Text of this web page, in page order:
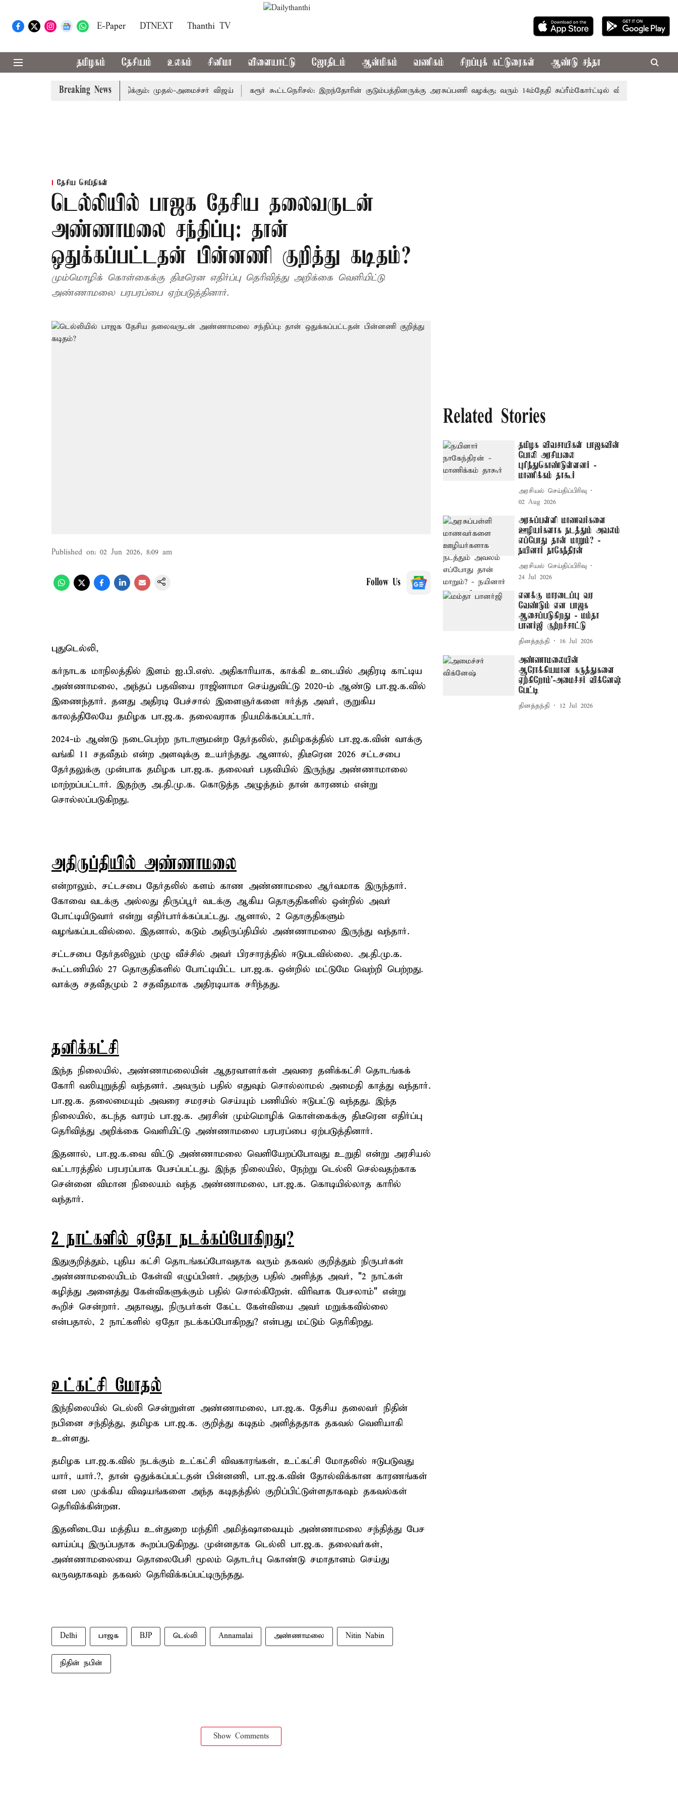
E-Paper DTNEXT Thanthi TV
தமிழகம் தேசியம் உலகம் சினிமா விளையாட்டு ஜோதிடம் ஆன்மிகம் வணிகம் சிறப்புக் கட்டுரைகள் ஆண்டு சந்தா
Breaking News
தொகுதி மறுவரையறை பாதிக்கும்: முதல்-அமைச்சர் விஜய் கரூர் கூட்டநெரிசல்: இறந்தோரின் குடும்பத்தினருக்கு அரசுப்பணி வழக்கு; வரும் 14ம்தேதி சுப்ரீம்கோர்ட்டில் விசாரணை
தேசிய செய்திகள்
டெல்லியில் பாஜக தேசிய தலைவருடன்
அண்ணாமலை சந்திப்பு: தான்
ஒதுக்கப்பட்டதன் பின்னணி குறித்து கடிதம்?
மும்மொழிக் கொள்கைக்கு திடீரென எதிர்ப்பு தெரிவித்து அறிக்கை வெளியிட்டு
அண்ணாமலை பரபரப்பை ஏற்படுத்தினார்.
Published on: 02 Jun 2026, 8:09 am
Follow Us
புதுடெல்லி,
கர்நாடக மாநிலத்தில் இளம் ஐ.பி.எஸ். அதிகாரியாக, காக்கி உடையில் அதிரடி காட்டிய
அண்ணாமலை, அந்தப் பதவியை ராஜினாமா செய்துவிட்டு 2020-ம் ஆண்டு பா.ஜ.க.வில்
இணைந்தார். தனது அதிரடி பேச்சால் இளைஞர்களை ஈர்த்த அவர், குறுகிய
காலத்திலேயே தமிழக பா.ஜ.க. தலைவராக நியமிக்கப்பட்டார்.
2024-ம் ஆண்டு நடைபெற்ற நாடாளுமன்ற தேர்தலில், தமிழகத்தில் பா.ஜ.க.வின் வாக்கு
வங்கி 11 சதவீதம் என்ற அளவுக்கு உயர்ந்தது. ஆனால், திடீரென 2026 சட்டசபை
தேர்தலுக்கு முன்பாக தமிழக பா.ஜ.க. தலைவர் பதவியில் இருந்து அண்ணாமாலை
மாற்றப்பட்டார். இதற்கு அ.தி.மு.க. கொடுத்த அழுத்தம் தான் காரணம் என்று
சொல்லப்படுகிறது.
அதிருப்தியில் அண்ணாமலை
என்றாலும், சட்டசபை தேர்தலில் களம் காண அண்ணாமலை ஆர்வமாக இருந்தார்.
கோவை வடக்கு அல்லது திருப்பூர் வடக்கு ஆகிய தொகுதிகளில் ஒன்றில் அவர்
போட்டியிடுவார் என்று எதிர்பார்க்கப்பட்டது. ஆனால், 2 தொகுதிகளும்
வழங்கப்படவில்லை. இதனால், கடும் அதிருப்தியில் அண்ணாமலை இருந்து வந்தார்.
சட்டசபை தேர்தலிலும் முழு வீச்சில் அவர் பிரசாரத்தில் ஈடுபடவில்லை. அ.தி.மு.க.
கூட்டணியில் 27 தொகுதிகளில் போட்டியிட்ட பா.ஜ.க. ஒன்றில் மட்டுமே வெற்றி பெற்றது.
வாக்கு சதவீதமும் 2 சதவீதமாக அதிரடியாக சரிந்தது.
தனிக்கட்சி
இந்த நிலையில், அண்ணாமலையின் ஆதரவாளர்கள் அவரை தனிக்கட்சி தொடங்கக்
கோரி வலியுறுத்தி வந்தனர். அவரும் பதில் எதுவும் சொல்லாமல் அமைதி காத்து வந்தார்.
பா.ஜ.க. தலைமையும் அவரை சமரசம் செய்யும் பணியில் ஈடுபட்டு வந்தது. இந்த
நிலையில், கடந்த வாரம் பா.ஜ.க. அரசின் மும்மொழிக் கொள்கைக்கு திடீரென எதிர்ப்பு
தெரிவித்து அறிக்கை வெளியிட்டு அண்ணாமலை பரபரப்பை ஏற்படுத்தினார்.
இதனால், பா.ஜ.க.வை விட்டு அண்ணாமலை வெளியேறப்போவது உறுதி என்று அரசியல்
வட்டாரத்தில் பரபரப்பாக பேசப்பட்டது. இந்த நிலையில், நேற்று டெல்லி செல்வதற்காக
சென்னை விமான நிலையம் வந்த அண்ணாமலை, பா.ஜ.க. கொடியில்லாத காரில்
வந்தார்.
2 நாட்களில் ஏதோ நடக்கப்போகிறது?
இதுகுறித்தும், புதிய கட்சி தொடங்கப்போவதாக வரும் தகவல் குறித்தும் நிருபர்கள்
அண்ணாமலையிடம் கேள்வி எழுப்பினர். அதற்கு பதில் அளித்த அவர், "2 நாட்கள்
கழித்து அனைத்து கேள்விகளுக்கும் பதில் சொல்கிறேன். விரிவாக பேசலாம்" என்று
கூறிச் சென்றார். அதாவது, நிருபர்கள் கேட்ட கேள்வியை அவர் மறுக்கவில்லை
என்பதால், 2 நாட்களில் ஏதோ நடக்கப்போகிறது? என்பது மட்டும் தெரிகிறது.
உட்கட்சி மோதல்
இந்நிலையில் டெல்லி சென்றுள்ள அண்ணாமலை, பா.ஜ.க. தேசிய தலைவர் நிதின்
நபினை சந்தித்து, தமிழக பா.ஜ.க. குறித்து கடிதம் அளித்ததாக தகவல் வெளியாகி
உள்ளது.
தமிழக பா.ஜ.க.வில் நடக்கும் உட்கட்சி விவகாரங்கள், உட்கட்சி மோதலில் ஈடுபடுவது
யார், யார்.?, தான் ஒதுக்கப்பட்டதன் பின்னணி, பா.ஜ.க.வின் தோல்விக்கான காரணங்கள்
என பல முக்கிய விஷயங்களை அந்த கடிதத்தில் குறிப்பிட்டுள்ளதாகவும் தகவல்கள்
தெரிவிக்கின்றன.
இதனிடையே மத்திய உள்துறை மந்திரி அமித்ஷாவையும் அண்ணாமலை சந்தித்து பேச
வாய்ப்பு இருப்பதாக கூறப்படுகிறது. முன்னதாக டெல்லி பா.ஜ.க. தலைவர்கள்,
அண்ணாமலையை தொலைபேசி மூலம் தொடர்பு கொண்டு சமாதானம் செய்து
வருவதாகவும் தகவல் தெரிவிக்கப்பட்டிருந்தது.
Delhi பாஜக BJP டெல்லி Annamalai அண்ணாமலை Nitin Nabin
நிதின் நபின்
Show Comments
Related Stories
தமிழக விவசாயிகள் பாஜகவின்
போலி அரசியலை
புரிந்துகொண்டுள்ளனர் -
மாணிக்கம் தாகூர்
அரசியல் செய்திப்பிரிவு
02 Aug 2026
அரசுப்பள்ளி மாணவர்களை
ஊழியர்களாக நடத்தும் அவலம்
எப்போது தான் மாறும்? -
நயினார் நாகேந்திரன்
அரசியல் செய்திப்பிரிவு
24 Jul 2026
எனக்கு மாரடைப்பு வர
வேண்டும் என பாஜக
ஆசைப்படுகிறது - மம்தா
பானர்ஜி குற்றச்சாட்டு
தினத்தந்தி 16 Jul 2026
அண்ணாமலையின்
ஆரோக்கியமான கருத்துகளை
ஏற்கிறோம்’-அமைச்சர் விக்னேஷ்
பேட்டி
தினத்தந்தி 12 Jul 2026